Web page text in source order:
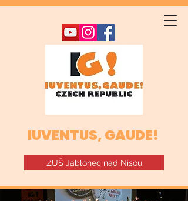
IUVENTUS, GAUDE!
ZUŠ Jablonec nad Nisou